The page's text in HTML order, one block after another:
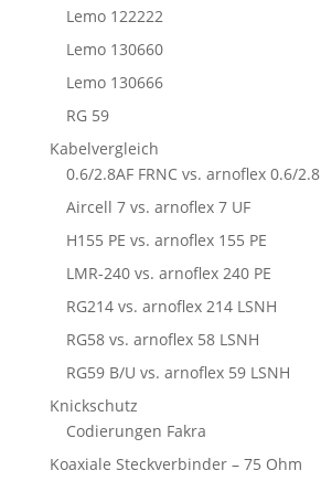
Lemo 122222
Lemo 130660
Lemo 130666
RG 59
Kabelvergleich
0.6/2.8AF FRNC vs. arnoflex 0.6/2.8
Aircell 7 vs. arnoflex 7 UF
H155 PE vs. arnoflex 155 PE
LMR-240 vs. arnoflex 240 PE
RG214 vs. arnoflex 214 LSNH
RG58 vs. arnoflex 58 LSNH
RG59 B/U vs. arnoflex 59 LSNH
Knickschutz
Codierungen Fakra
Koaxiale Steckverbinder – 75 Ohm